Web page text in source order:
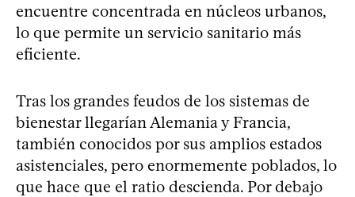
encuentre concentrada en núcleos urbanos,
lo que permite un servicio sanitario más
eficiente.
Tras los grandes feudos de los sistemas de
bienestar llegarían Alemania y Francia,
también conocidos por sus amplios estados
asistenciales, pero enormemente poblados, lo
que hace que el ratio descienda. Por debajo